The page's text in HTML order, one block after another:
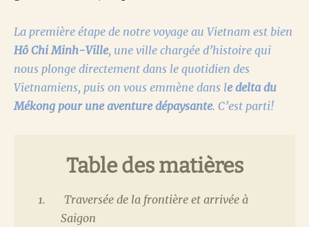
La première étape de notre voyage au Vietnam est bien
Hô Chi Minh-Ville, une ville chargée d’histoire qui
nous plonge directement dans le quotidien des
Vietnamiens, puis on vous emmène dans le delta du
Mékong pour une aventure dépaysante. C’est parti!
Table des matières
Traversée de la frontière et arrivée à
Saigon